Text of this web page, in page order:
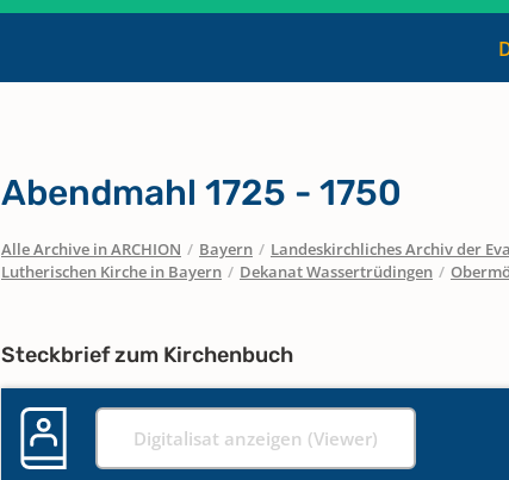
Abendmahl 1725 - 1750
Alle Archive in ARCHION / Bayern / Landeskirchliches Archiv der
Lutherischen Kirche in Bayern / Dekanat Wassertrüdingen /
Steckbrief zum Kirchenbuch
Digitalisat anzeigen (Viewer)